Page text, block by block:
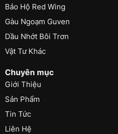
Bảo Hộ Red Wing
Gàu Ngoạm Guven
Dầu Nhớt Bôi Trơn
Vật Tư Khác
Chuyên mục
Giới Thiệu
Sản Phẩm
Tin Tức
Liên Hệ